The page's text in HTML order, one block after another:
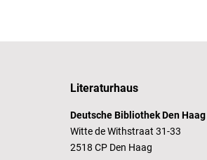
Literaturhaus
Deutsche Bibliothek Den Haag
Witte de Withstraat 31-33
2518 CP Den Haag